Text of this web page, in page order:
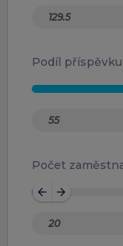
Podíl
Počet
arrow_back arrow_forward